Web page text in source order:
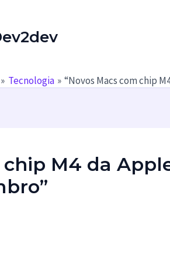
Tecnologia “Novos Macs com chip
chip M4 da